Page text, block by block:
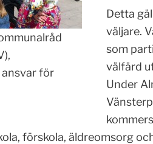
för
Detta
väljare.
som
välfärd
Under
förskola, äldreomsorg